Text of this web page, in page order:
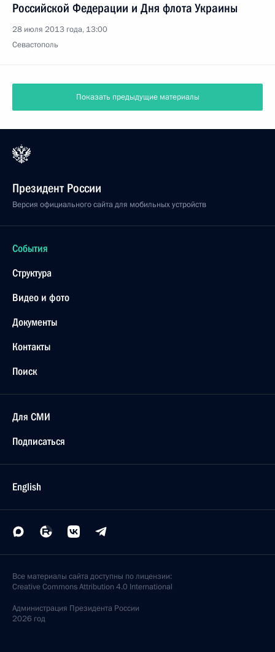
Российской Федерации и Дня флота Украины
28 июля 2013 года, 13:00
Севастополь
Показать предыдущие материалы
Президент России
Версия официального сайта для мобильных устройств
События
Структура
Видео и фото
Документы
Контакты
Поиск
Для СМИ
Подписаться
English
Все материалы сайта доступны по лицензии:
Creative Commons Attribution 4.0 International
Администрация Президента России
2026 год